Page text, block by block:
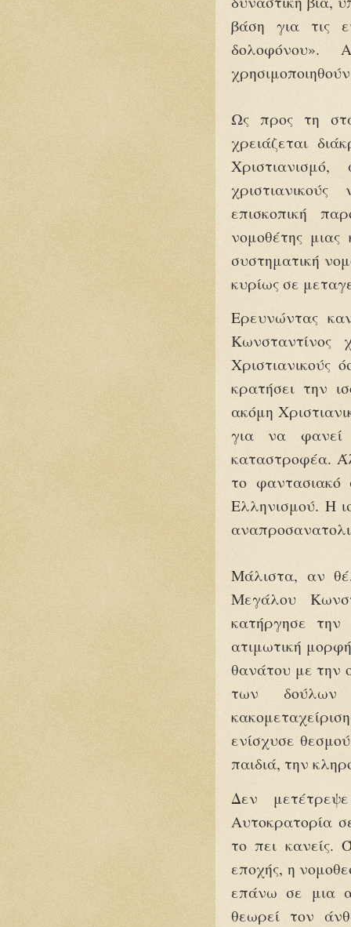
βάση για τις
δολοφόνου».
Ως προς τη
χρειάζεται
επισκοπική
νομοθέτης
συστηματική
κυρίως σε
Ερευνώντας
Κωνσταντίνος
Χριστιανικούς
κρατήσει την
ακόμη
για να φανεί
καταστροφέα.
το φαντασιακό
Ελληνισμού. Η
Μάλιστα, αν
Μεγάλου
κατήργησε
ατιμωτική
θανάτου με την
των δούλων
ενίσχυσε
παιδιά, την
Δεν
Αυτοκρατορία
το πει κανείς.
εποχής, η
επάνω σε μια
θεωρεί τον